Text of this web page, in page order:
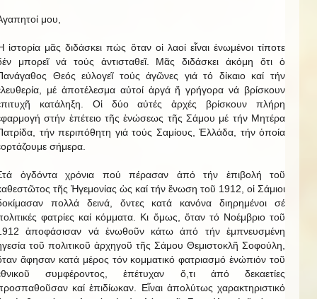
μου,
ἱστορία μᾶς διδάσκει πώς ὅταν οἱ λαοί εἶναι ἑνωμένοι τίποτε
μπορεῖ νά τούς ἀντισταθεῖ. Μᾶς διδάσκει ἀκόμη ὅτι ὁ
Θεός εὐλογεῖ τούς ἀγῶνες γιά τό δίκαιο καί τήν
μέ ἀποτέλεσμα αὐτοί ἀργά ἤ γρήγορα νά βρίσκουν
κατάληξη. Οἱ δύο αὐτές ἀρχές βρίσκουν πλήρη
στήν ἐπέτειο τῆς ἑνώσεως τῆς Σάμου μέ τήν Μητέρα
τήν περιπόθητη γιά τούς Σαμίους, Ἑλλάδα, τήν ὁποία
σήμερα.
ὀγδόντα χρόνια πού πέρασαν ἀπό τήν ἐπιβολή τοῦ
τῆς Ἡγεμονίας ὡς καί τήν ἕνωση τοῦ 1912, οἱ Σάμιοι
πολλά δεινά, ὄντες κατά κανόνα διηρημένοι σέ
φατρίες καί κόμματα. Κι ὅμως, ὅταν τό Νοέμβριο τοῦ
ἀποφάσισαν νά ἑνωθοῦν κάτω ἀπό τήν ἐμπνευσμένη
τοῦ πολιτικοῦ ἀρχηγοῦ τῆς Σάμου Θεμιστοκλῆ Σοφούλη,
ἄφησαν κατά μέρος τόν κομματικό φατριασμό ἐνώπιόν τοῦ
συμφέροντος, ἐπέτυχαν ὅ,τι ἀπό δεκαετίες
καί ἐπιδίωκαν. Εἶναι ἀπολύτως χαρακτηριστικό